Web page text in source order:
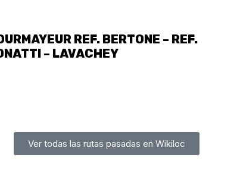
REF. BERTONE – REF.
– LAVACHEY
Ver todas las rutas pasadas en Wikiloc